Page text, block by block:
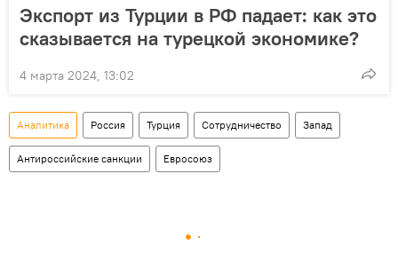
Экспорт из Турции в РФ падает: как это
сказывается на турецкой экономике?
4 марта 2024, 13:02
Аналитика Россия Турция Сотрудничество Запад
Антироссийские санкции Евросоюз